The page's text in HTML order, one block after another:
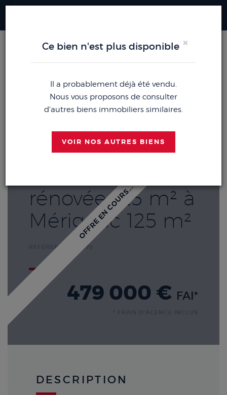
ACHETER MAISON MERIGNAC (33700)
EXCLUSIVITÉ !
Maison Maison
familiale
rénovée 125 m² à
Mérignac 125 m²
RÉFÉRENCE : B5378
479 000 € FAI*
OFFRE EN COURS...
DESCRIPTION
×
Ce bien n'est plus disponible
Il a probablement déjà été vendu.
Nous vous proposons de consulter
d'autres biens immobiliers similaires.
VOIR NOS AUTRES BIENS